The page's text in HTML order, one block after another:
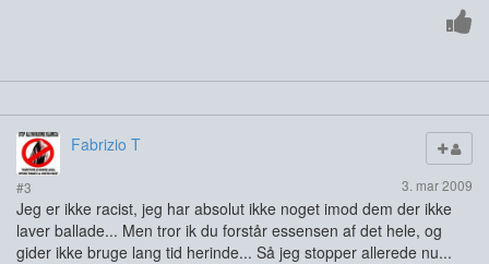
Fabrizio T
#3 3. mar 2009
Jeg er ikke racist, jeg har absolut ikke noget imod dem der ikke
laver ballade... Men tror ik du forstår essensen af det hele, og
gider ikke bruge lang tid herinde... Så jeg stopper allerede nu...